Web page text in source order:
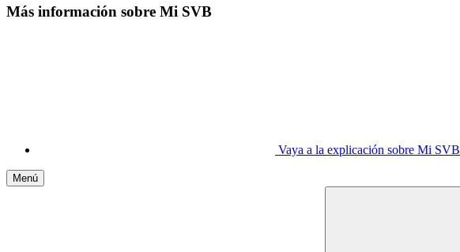
Más información sobre Mi SVB
Vaya a la explicación sobre Mi SVB
Menú